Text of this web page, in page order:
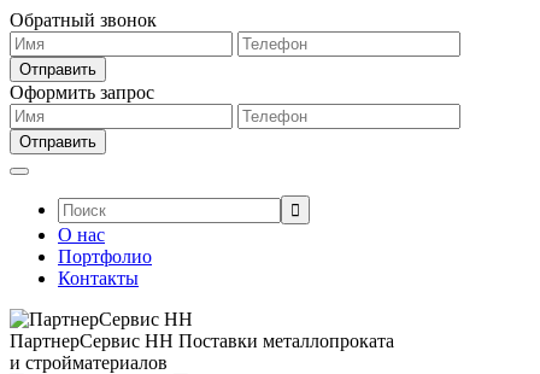
Обратный звонок
Оформить запрос
Поиск:
О нас
Портфолио
Контакты
ПартнерСервис НН Поставки металлопроката
и стройматериалов